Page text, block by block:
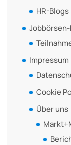
HR-
Impressum
Cookie
Über uns